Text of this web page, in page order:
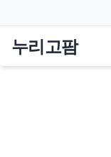
누리고팜